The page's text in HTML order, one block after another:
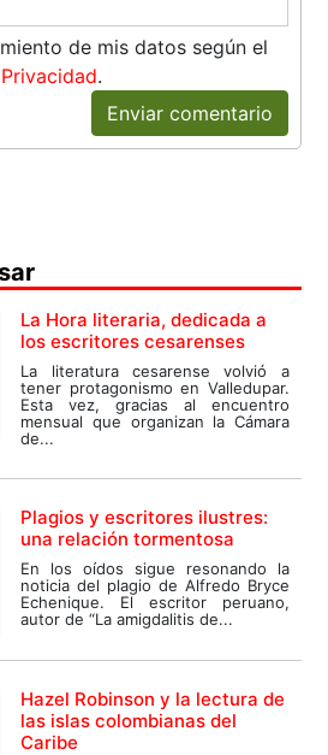
de mis datos según el
.
Enviar comentario
La Hora literaria, dedicada a
los escritores cesarenses
La literatura cesarense volvió a
tener protagonismo en Valledupar.
Esta vez, gracias al encuentro
mensual que organizan la Cámara
de...
Plagios y escritores ilustres:
una relación tormentosa
En los oídos sigue resonando la
noticia del plagio de Alfredo Bryce
Echenique. El escritor peruano,
autor de “La amigdalitis de...
Hazel Robinson y la lectura de
las islas colombianas del
Caribe